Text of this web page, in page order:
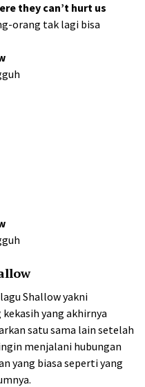
they can’t hurt us
orang tak lagi bisa
Shallow yakni
yang akhirnya
satu sama lain setelah
menjalani hubungan
yang biasa seperti yang